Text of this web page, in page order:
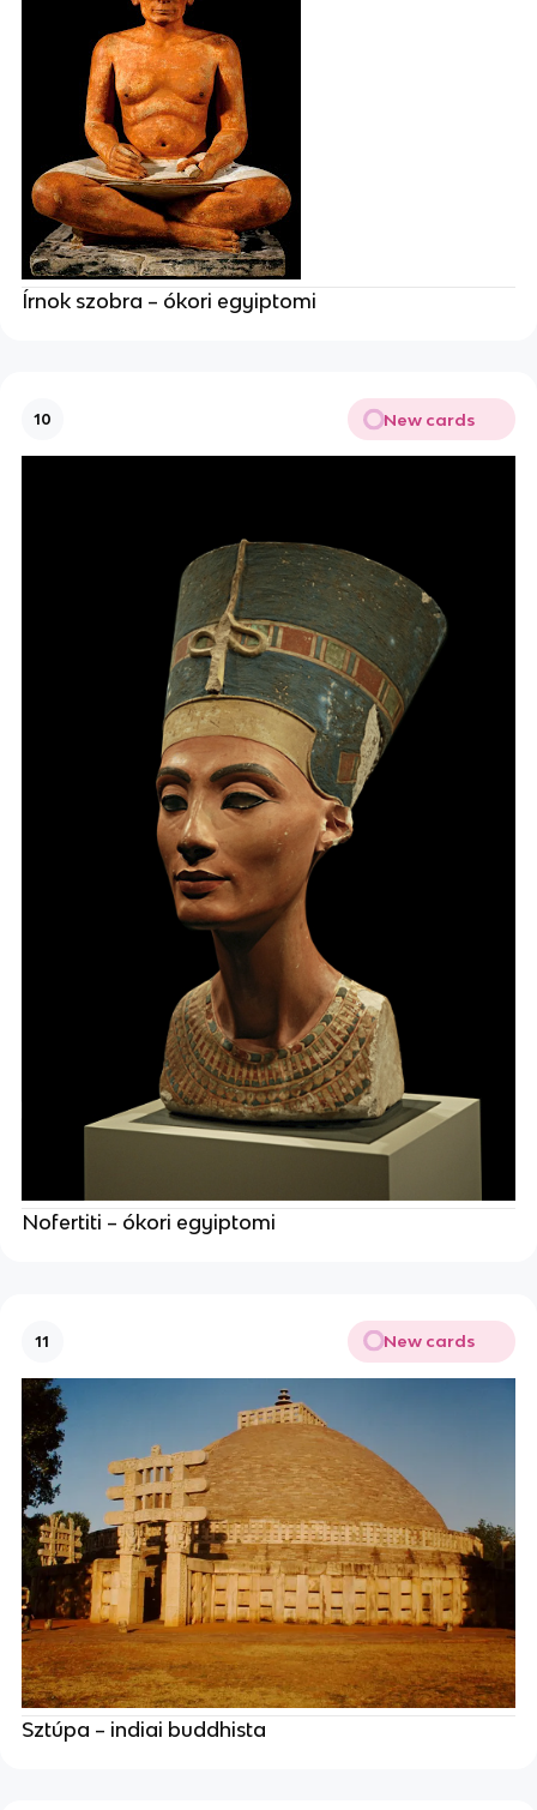
Írnok szobra – ókori egyiptomi
10 New cards
Nofertiti – ókori egyiptomi
11 New cards
Sztúpa – indiai buddhista